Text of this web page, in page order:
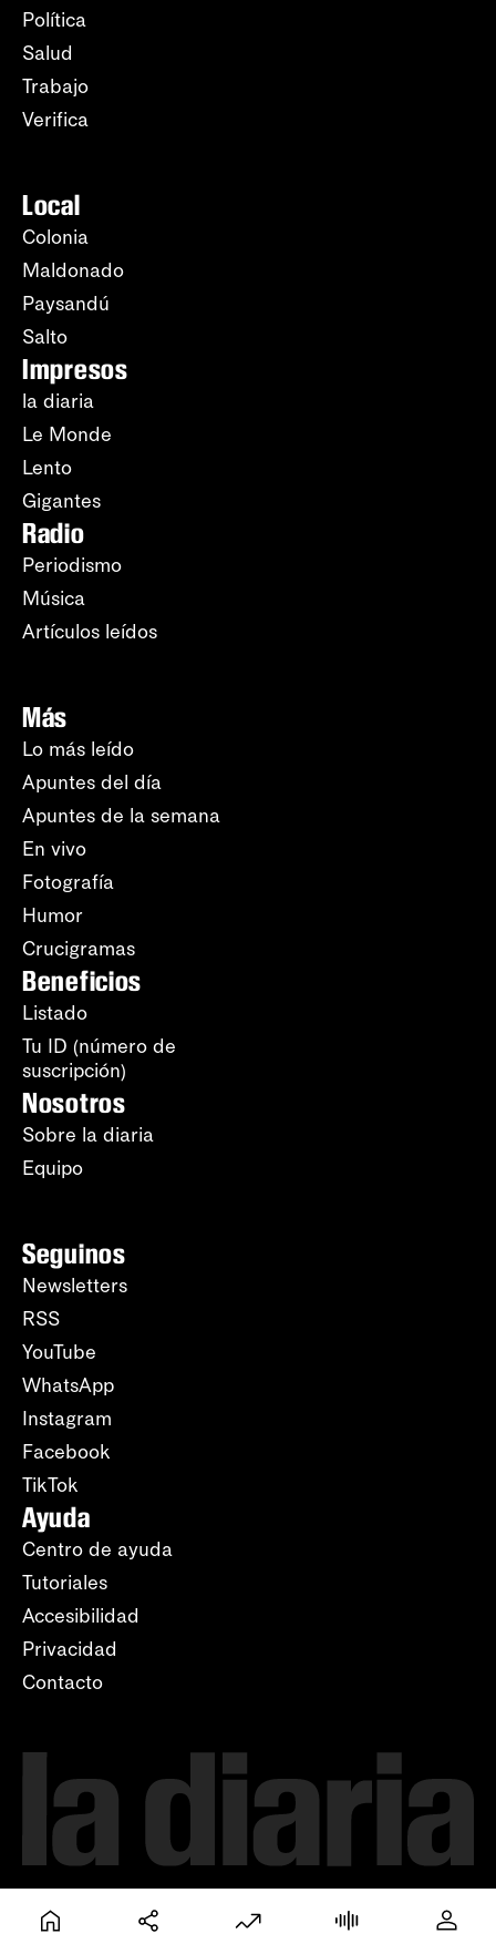
Política
Salud
Trabajo
Verifica
Local
Colonia
Maldonado
Paysandú
Salto
Impresos
la diaria
Le Monde
Lento
Gigantes
Radio
Periodismo
Música
Artículos leídos
Más
Lo más leído
Apuntes del día
Apuntes de la semana
En vivo
Fotografía
Humor
Crucigramas
Beneficios
Listado
Tu ID (número de
suscripción)
Nosotros
Sobre la diaria
Equipo
Seguinos
Newsletters
RSS
YouTube
WhatsApp
Instagram
Facebook
TikTok
Ayuda
Centro de ayuda
Tutoriales
Accesibilidad
Privacidad
Contacto